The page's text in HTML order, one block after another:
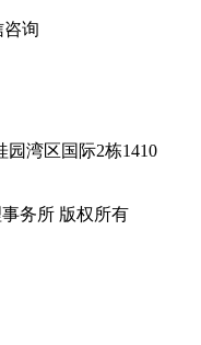
湾区国际2栋1410
事务所 版权所有